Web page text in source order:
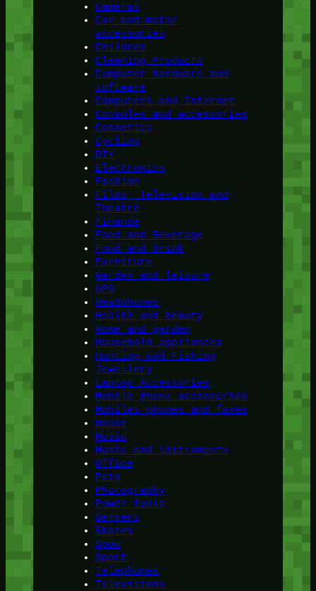
Cameras
Car and motor
accessories
Children
Cleaning Products
Computer hardware and
software
Computers and Internet
Consoles and accessories
Cosmetics
Cycling
DIY
Electronics
Fashion
Films, Television and
Theatre
Finanse
Food and Beverage
Food and drink
Furniture
Garden and leisure
GPS
Headphones
Health and beauty
Home and garden
Household appliances
Hunting and Fishing
Jewellery
Laptop Accessories
Mobile phone accessories
Mobiles phones and faxes
mouse
Music
Music and instruments
Office
Pets
Photography
Power tools
Servers
Skates
Snow
Sport
Telephones
Televisions